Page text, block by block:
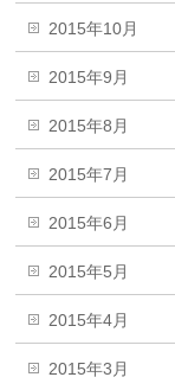
2015年10月
2015年9月
2015年8月
2015年7月
2015年6月
2015年5月
2015年4月
2015年3月